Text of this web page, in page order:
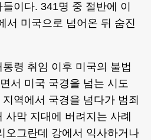
이다. 341명 중 절반에 이
서 미국으로 넘어온 뒤 숨진
령 취임 이후 미국의 불법
서 미국 국경을 넘는 시도
역에서 국경을 넘다가 범죄
막 지대에 버려지는 사례
오그란데 강에서 익사하거나